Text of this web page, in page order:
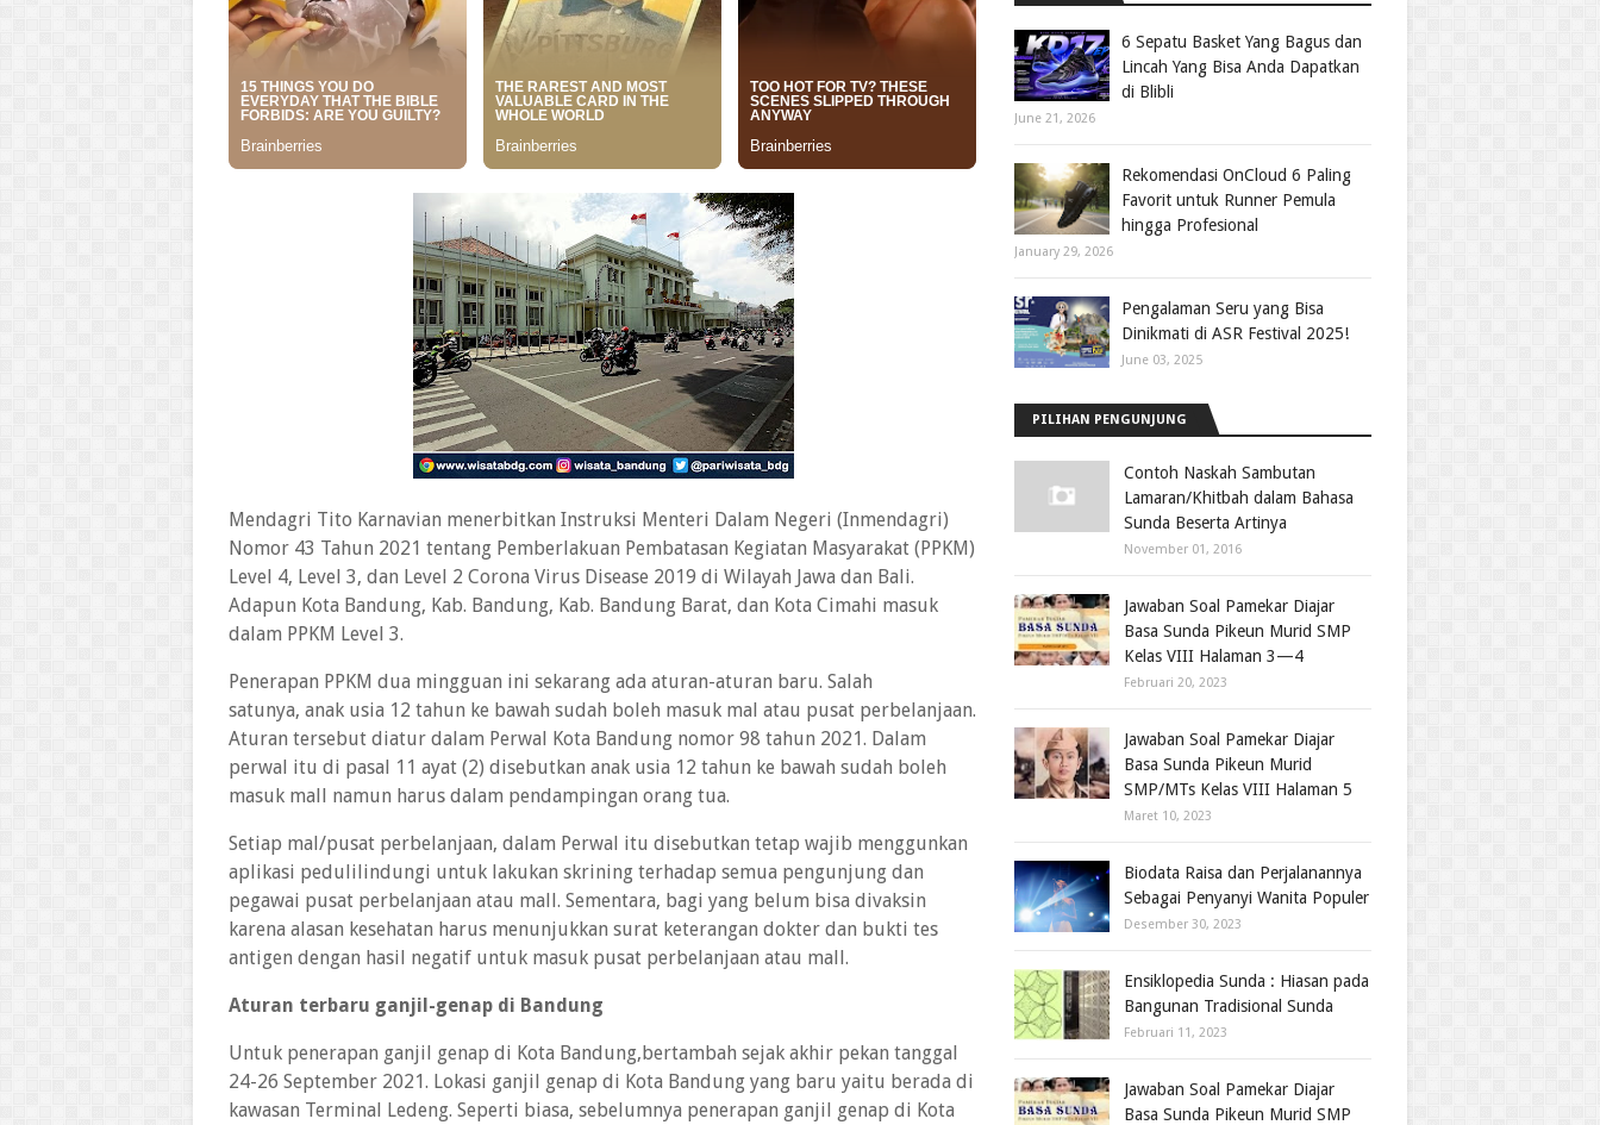
Mendagri Tito Karnavian menerbitkan Instruksi Menteri Dalam Negeri (Inmendagri)
Nomor 43 Tahun 2021 tentang Pemberlakuan Pembatasan Kegiatan Masyarakat (PPKM)
Level 4, Level 3, dan Level 2 Corona Virus Disease 2019 di Wilayah Jawa dan Bali.
Adapun Kota Bandung, Kab. Bandung, Kab. Bandung Barat, dan Kota Cimahi masuk
dalam PPKM Level 3.
Penerapan PPKM dua mingguan ini sekarang ada aturan-aturan baru. Salah
satunya, anak usia 12 tahun ke bawah sudah boleh masuk mal atau pusat perbelanjaan.
Aturan tersebut diatur dalam Perwal Kota Bandung nomor 98 tahun 2021. Dalam
perwal itu di pasal 11 ayat (2) disebutkan anak usia 12 tahun ke bawah sudah boleh
masuk mall namun harus dalam pendampingan orang tua.
Setiap mal/pusat perbelanjaan, dalam Perwal itu disebutkan tetap wajib menggunkan
aplikasi pedulilindungi untuk lakukan skrining terhadap semua pengunjung dan
pegawai pusat perbelanjaan atau mall. Sementara, bagi yang belum bisa divaksin
karena alasan kesehatan harus menunjukkan surat keterangan dokter dan bukti tes
antigen dengan hasil negatif untuk masuk pusat perbelanjaan atau mall.
Aturan terbaru ganjil-genap di Bandung
Untuk penerapan ganjil genap di Kota Bandung,bertambah sejak akhir pekan tanggal
24-26 September 2021. Lokasi ganjil genap di Kota Bandung yang baru yaitu berada di
kawasan Terminal Ledeng. Seperti biasa, sebelumnya penerapan ganjil genap di Kota
6 Sepatu Basket Yang Bagus dan
Lincah Yang Bisa Anda Dapatkan
di Blibli
June 21, 2026
Rekomendasi OnCloud 6 Paling
Favorit untuk Runner Pemula
hingga Profesional
January 29, 2026
Pengalaman Seru yang Bisa
Dinikmati di ASR Festival 2025!
June 03, 2025
PILIHAN PENGUNJUNG
Contoh Naskah Sambutan
Lamaran/Khitbah dalam Bahasa
Sunda Beserta Artinya
November 01, 2016
Jawaban Soal Pamekar Diajar
Basa Sunda Pikeun Murid SMP
Kelas VIII Halaman 3—4
Februari 20, 2023
Jawaban Soal Pamekar Diajar
Basa Sunda Pikeun Murid
SMP/MTs Kelas VIII Halaman 5
Maret 10, 2023
Biodata Raisa dan Perjalanannya
Sebagai Penyanyi Wanita Populer
Desember 30, 2023
Ensiklopedia Sunda : Hiasan pada
Bangunan Tradisional Sunda
Februari 11, 2023
Jawaban Soal Pamekar Diajar
Basa Sunda Pikeun Murid SMP